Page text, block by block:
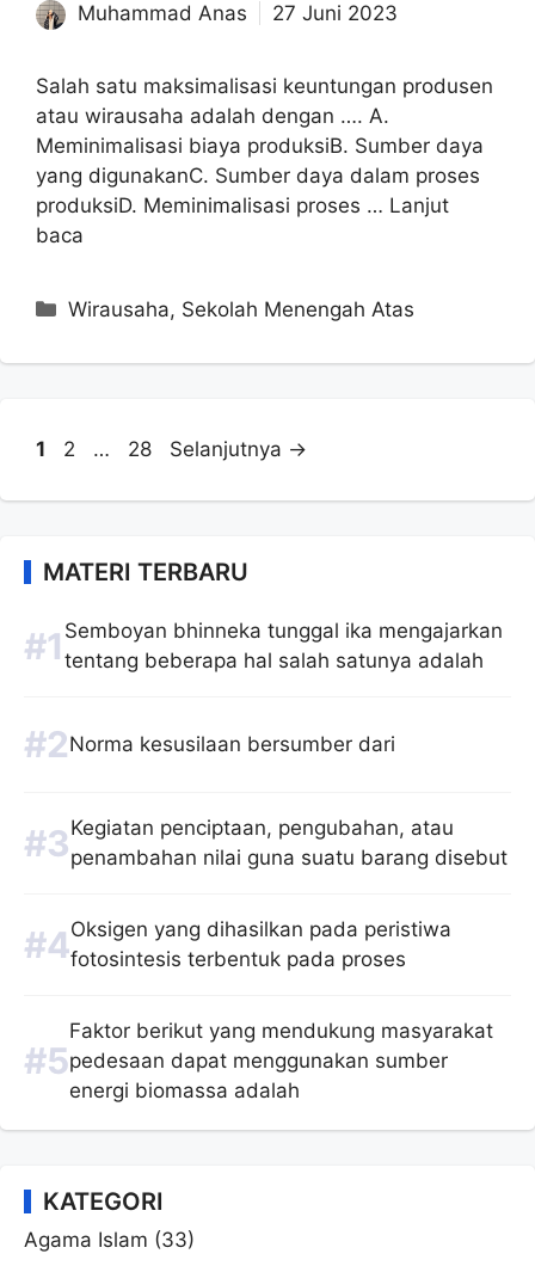
Muhammad Anas 27 Juni 2023
Salah satu maksimalisasi keuntungan produsen
atau wirausaha adalah dengan …. A.
Meminimalisasi biaya produksiB. Sumber daya
yang digunakanC. Sumber daya dalam proses
produksiD. Meminimalisasi proses … Lanjut
baca
Kategori
Wirausaha, Sekolah Menengah Atas
Halaman
1 Halaman
2 … Halaman
28 Selanjutnya →
MATERI TERBARU
Semboyan bhinneka tunggal ika mengajarkan
tentang beberapa hal salah satunya adalah
Norma kesusilaan bersumber dari
Kegiatan penciptaan, pengubahan, atau
penambahan nilai guna suatu barang disebut
Oksigen yang dihasilkan pada peristiwa
fotosintesis terbentuk pada proses
Faktor berikut yang mendukung masyarakat
pedesaan dapat menggunakan sumber
energi biomassa adalah
KATEGORI
Agama Islam (33)